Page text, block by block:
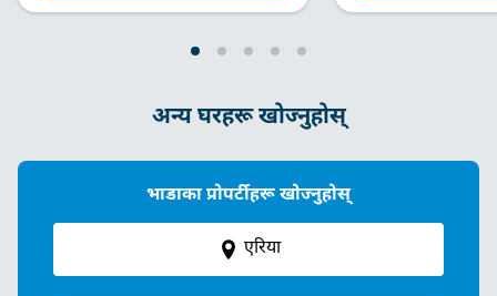
अन्य घरहरू खोज्नुहोस्
भाडाका प्रोपर्टीहरू खोज्नुहोस्
एरिया